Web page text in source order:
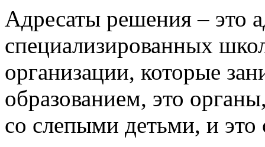
Адресаты решения – это
специализированных
организации, которые
образованием, это
со слепыми детьми, и